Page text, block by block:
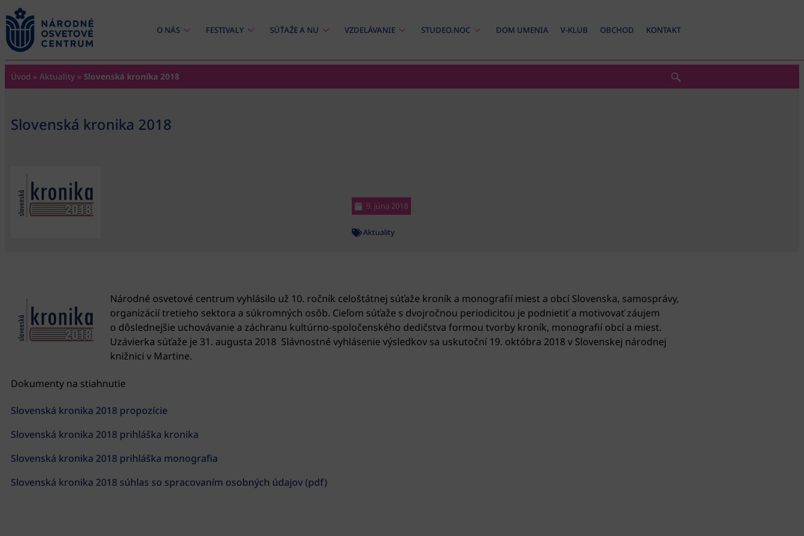
content
O NÁS FESTIVALY SÚŤAŽE A NU VZDELÁVANIE STUDEO.NOC DOM UMENIA V-KLUB OBCHOD KONTAKT
Úvod » Aktuality » Slovenská kronika 2018
Slovenská kronika 2018
9. júna 2018
Aktuality
Národné osvetové centrum vyhlásilo už 10. ročník celoštátnej súťaže kroník a monografií miest a obcí Slovenska, samosprávy,
organizácií tretieho sektora a súkromných osôb. Cieľom súťaže s dvojročnou periodicitou je podnietiť a motivovať záujem
o dôslednejšie uchovávanie a záchranu kultúrno-spoločenského dedičstva formou tvorby kroník, monografií obcí a miest.
Uzávierka súťaže je 31. augusta 2018 Slávnostné vyhlásenie výsledkov sa uskutoční 19. októbra 2018 v Slovenskej národnej
knižnici v Martine.
Dokumenty na stiahnutie
Slovenská kronika 2018 propozície
Slovenská kronika 2018 prihláška kronika
Slovenská kronika 2018 prihláška monografia
Slovenská kronika 2018 súhlas so spracovaním osobných údajov (pdf)